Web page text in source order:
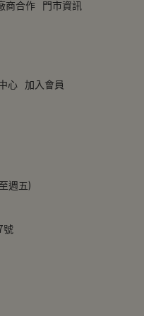
商合作
門市資訊
心 加入會員
週五)
號